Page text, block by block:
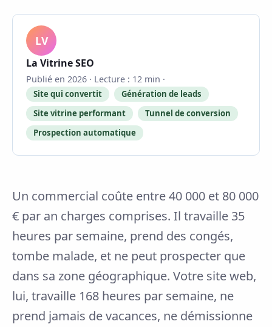
LV
La Vitrine SEO
Publié en 2026 · Lecture : 12 min ·
Site qui convertit
Génération de leads
Site vitrine performant
Tunnel de conversion
Prospection automatique
Un commercial coûte entre 40 000 et 80 000
€ par an charges comprises. Il travaille 35
heures par semaine, prend des congés,
tombe malade, et ne peut prospecter que
dans sa zone géographique. Votre site web,
lui, travaille 168 heures par semaine, ne
prend jamais de vacances, ne démissionne